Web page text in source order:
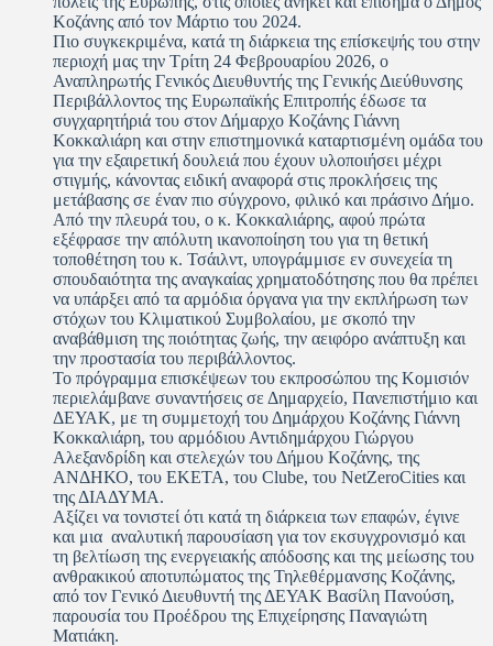
Κοζάνης από τον Μάρτιο του 2024.
Πιο συγκεκριμένα, κατά τη διάρκεια της επίσκεψής του στην
περιοχή μας την Τρίτη 24 Φεβρουαρίου 2026, ο
Αναπληρωτής Γενικός Διευθυντής της Γενικής Διεύθυνσης
Περιβάλλοντος της Ευρωπαϊκής Επιτροπής έδωσε τα
συγχαρητήριά του στον Δήμαρχο Κοζάνης Γιάννη
Κοκκαλιάρη και στην επιστημονικά καταρτισμένη ομάδα του
για την εξαιρετική δουλειά που έχουν υλοποιήσει μέχρι
στιγμής, κάνοντας ειδική αναφορά στις προκλήσεις της
μετάβασης σε έναν πιο σύγχρονο, φιλικό και πράσινο Δήμο.
Από την πλευρά του, ο κ. Κοκκαλιάρης, αφού πρώτα
εξέφρασε την απόλυτη ικανοποίηση του για τη θετική
τοποθέτηση του κ. Τσάιλντ, υπογράμμισε εν συνεχεία τη
σπουδαιότητα της αναγκαίας χρηματοδότησης που θα πρέπει
να υπάρξει από τα αρμόδια όργανα για την εκπλήρωση των
στόχων του Κλιματικού Συμβολαίου, με σκοπό την
αναβάθμιση της ποιότητας ζωής, την αειφόρο ανάπτυξη και
την προστασία του περιβάλλοντος.
Το πρόγραμμα επισκέψεων του εκπροσώπου της Κομισιόν
περιελάμβανε συναντήσεις σε Δημαρχείο, Πανεπιστήμιο και
ΔΕΥΑΚ, με τη συμμετοχή του Δημάρχου Κοζάνης Γιάννη
Κοκκαλιάρη, του αρμόδιου Αντιδημάρχου Γιώργου
Αλεξανδρίδη και στελεχών του Δήμου Κοζάνης, της
ΑΝΔΗΚΟ, του ΕΚΕΤΑ, του Clube, του NetZeroCities και
της ΔΙΑΔΥΜΑ.
Αξίζει να τονιστεί ότι κατά τη διάρκεια των επαφών, έγινε
και μια αναλυτική παρουσίαση για τον εκσυγχρονισμό και
τη βελτίωση της ενεργειακής απόδοσης και της μείωσης του
ανθρακικού αποτυπώματος της Τηλεθέρμανσης Κοζάνης,
από τον Γενικό Διευθυντή της ΔΕΥΑΚ Βασίλη Πανούση,
παρουσία του Προέδρου της Επιχείρησης Παναγιώτη
Ματιάκη.